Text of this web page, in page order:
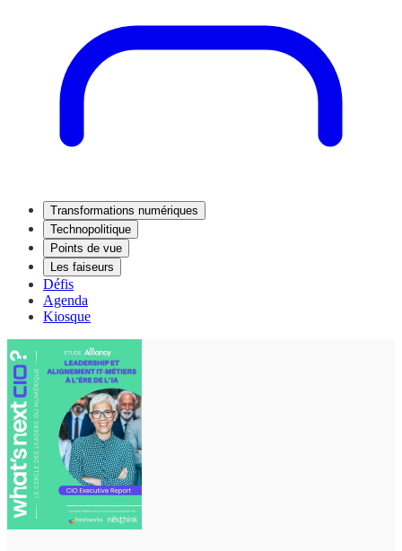
Transformations numériques
Technopolitique
Points de vue
Les faiseurs
Défis
Agenda
Kiosque